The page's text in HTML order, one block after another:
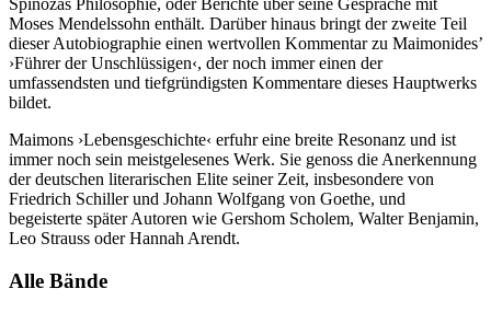
Spinozas Philosophie, oder Berichte über seine Gespräche mit
Moses Mendelssohn enthält. Darüber hinaus bringt der zweite Teil
dieser Autobiographie einen wertvollen Kommentar zu Maimonides’
›Führer der Unschlüssigen‹, der noch immer einen der
umfassendsten und tiefgründigsten Kommentare dieses Hauptwerks
bildet.
Maimons ›Lebensgeschichte‹ erfuhr eine breite Resonanz und ist
immer noch sein meistgelesenes Werk. Sie genoss die Anerkennung
der deutschen literarischen Elite seiner Zeit, insbesondere von
Friedrich Schiller und Johann Wolfgang von Goethe, und
begeisterte später Autoren wie Gershom Scholem, Walter Benjamin,
Leo Strauss oder Hannah Arendt.
Alle Bände